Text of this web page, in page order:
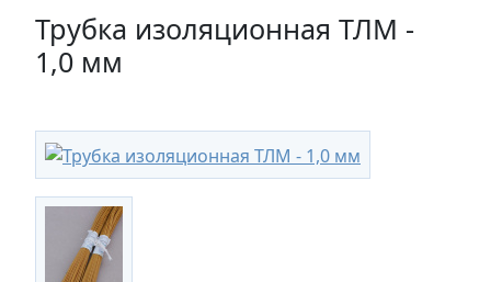
Трубка изоляционная ТЛМ -
1,0 мм